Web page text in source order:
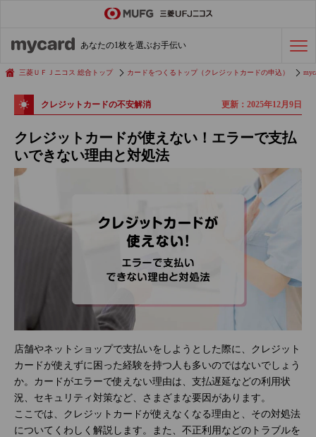
あなたの1枚を選ぶお手伝い
会社経費の支払い 効率化術
三菱ＵＦＪニコス 総合トップ カードをつくるトップ（クレジットカードの申込）
クレジットカードの不安解消 更新：2025年12月9日
クレジットカードが使えない！エラーで支払
いできない理由と対処法
店舗やネットショップで支払いをしようとした際に、クレジット
カードが使えずに困った経験を持つ人も多いのではないでしょう
か。カードがエラーで使えない理由は、支払遅延などの利用状
況、セキュリティ対策など、さまざまな要因があります。
ここでは、クレジットカードが使えなくなる理由と、その対処法
についてくわしく解説します。また、不正利用などのトラブルを